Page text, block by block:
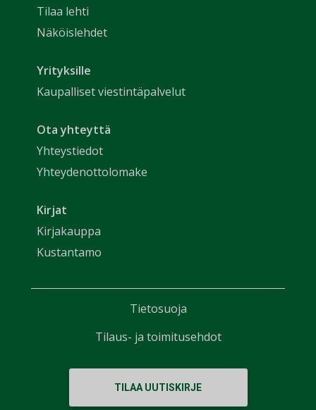
Tilaa lehti
Näköislehdet
Yrityksille
Kaupalliset viestintäpalvelut
Ota yhteyttä
Yhteystiedot
Yhteydenottolomake
Kirjat
Kirjakauppa
Kustantamo
TILAA UUTISKIRJE
Tietosuoja
Tilaus- ja toimitusehdot